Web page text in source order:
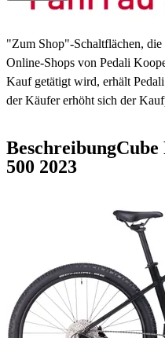
3 - 5 Tage
"Zum Shop"-Schaltflächen,
Online-Shops von Pedali
Kauf getätigt wird, erhält
der Käufer erhöht sich der
Beschreibung
500 2023